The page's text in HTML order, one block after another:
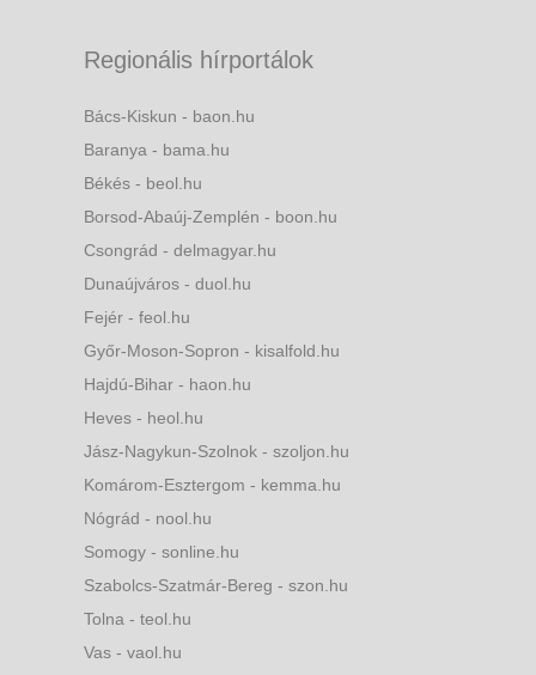
Regionális hírportálok
Bács-Kiskun - baon.hu
Baranya - bama.hu
Békés - beol.hu
Borsod-Abaúj-Zemplén - boon.hu
Csongrád - delmagyar.hu
Dunaújváros - duol.hu
Fejér - feol.hu
Győr-Moson-Sopron - kisalfold.hu
Hajdú-Bihar - haon.hu
Heves - heol.hu
Jász-Nagykun-Szolnok - szoljon.hu
Komárom-Esztergom - kemma.hu
Nógrád - nool.hu
Somogy - sonline.hu
Szabolcs-Szatmár-Bereg - szon.hu
Tolna - teol.hu
Vas - vaol.hu